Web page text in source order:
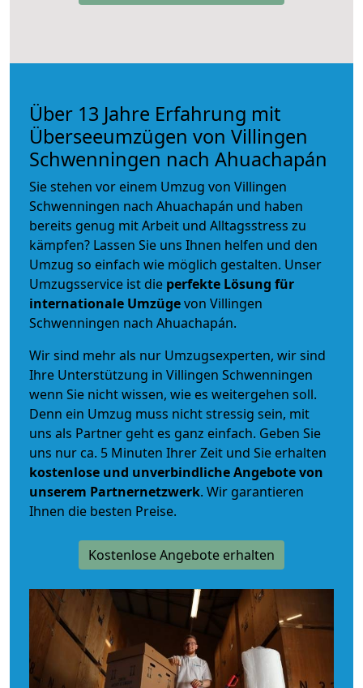
Über 13 Jahre Erfahrung mit
Überseeumzügen von Villingen
Schwenningen nach Ahuachapán
Sie stehen vor einem Umzug von Villingen
Schwenningen nach Ahuachapán und haben
bereits genug mit Arbeit und Alltagsstress zu
kämpfen? Lassen Sie uns Ihnen helfen und den
Umzug so einfach wie möglich gestalten. Unser
Umzugsservice ist die perfekte Lösung für
internationale Umzügevon Villingen
Schwenningen nach Ahuachapán.
Wir sind mehr als nur Umzugsexperten, wir sind
Ihre Unterstützung in Villingen Schwenningen
wenn Sie nicht wissen, wie es weitergehen soll.
Denn ein Umzug muss nicht stressig sein, mit
uns als Partner geht es ganz einfach. Geben Sie
uns nur ca. 5 Minuten Ihrer Zeit und Sie erhalten
kostenlose und unverbindlicheAngebote von
unserem Partnernetzwerk. Wir garantieren
Ihnen die besten Preise.
Kostenlose Angebote erhalten